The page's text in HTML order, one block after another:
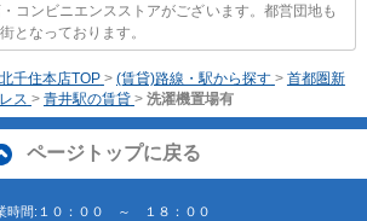
コンビニエンスストアがございます。都営団地も
となっております。
千住本店TOP > (賃貸)路線・駅から探す > 首都圏新
ス > 青井駅の賃貸 > 洗濯機置場有
ページトップに戻る
時間:１０：００ ～ １８：００